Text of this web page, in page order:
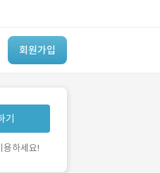
회원가입
기
용하세요!